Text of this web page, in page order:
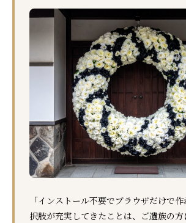
「インストール不要でブラウザだけで
択肢が充実してきたことは、ご遺族の